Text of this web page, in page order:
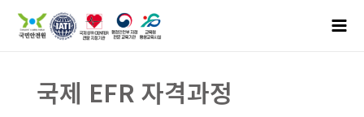
국제 EFR 자격과정